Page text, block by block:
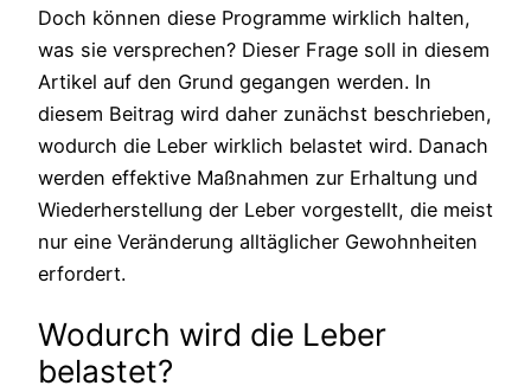
Doch können diese Programme wirklich halten,
was sie versprechen? Dieser Frage soll in diesem
Artikel auf den Grund gegangen werden. In
diesem Beitrag wird daher zunächst beschrieben,
wodurch die Leber wirklich belastet wird. Danach
werden effektive Maßnahmen zur Erhaltung und
Wiederherstellung der Leber vorgestellt, die meist
nur eine Veränderung alltäglicher Gewohnheiten
erfordert.
Wodurch wird die Leber
belastet?